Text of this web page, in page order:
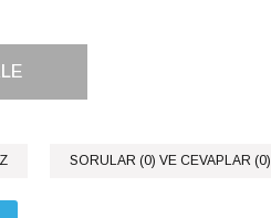
SORULAR (0) VE CEVAPLAR (0)